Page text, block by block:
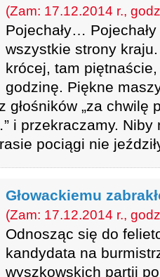
(Zam: 17.12.2014 r.,
Pojechały…
wszystkie strony
krócej, tam
godzinę. Piękne
głośników „za
i przekraczamy. Niby
pociągi nie
Głowackiemu
(Zam: 17.12.2014 r.,
Odnosząc się do
kandydata na
wyszkowskich partii